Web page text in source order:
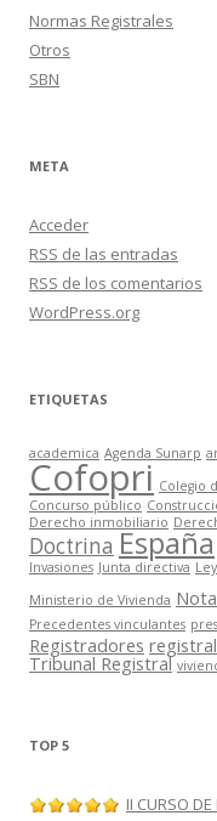
Normas Registrales
Otros
SBN
META
Acceder
RSS de las entradas
RSS de los comentarios
WordPress.org
ETIQUETAS
academica Agenda Sunarp
Cofopri Colegio
Concurso público
Derecho inmobiliario
Doctrina España
Invasiones Junta directiva
Ministerio de Vivienda
Precedentes vinculantes
Registradores registral
Tribunal Registral
TOP 5
II CURSO